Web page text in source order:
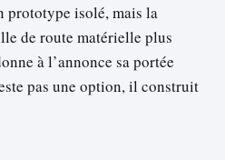
prototype isolé, mais la
de route matérielle plus
à l’annonce sa portée
pas une option, il construit